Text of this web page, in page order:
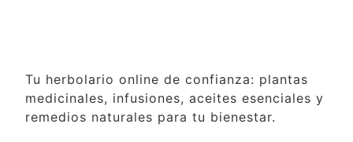
Tu herbolario online de confianza: plantas
medicinales, infusiones, aceites esenciales y
remedios naturales para tu bienestar.